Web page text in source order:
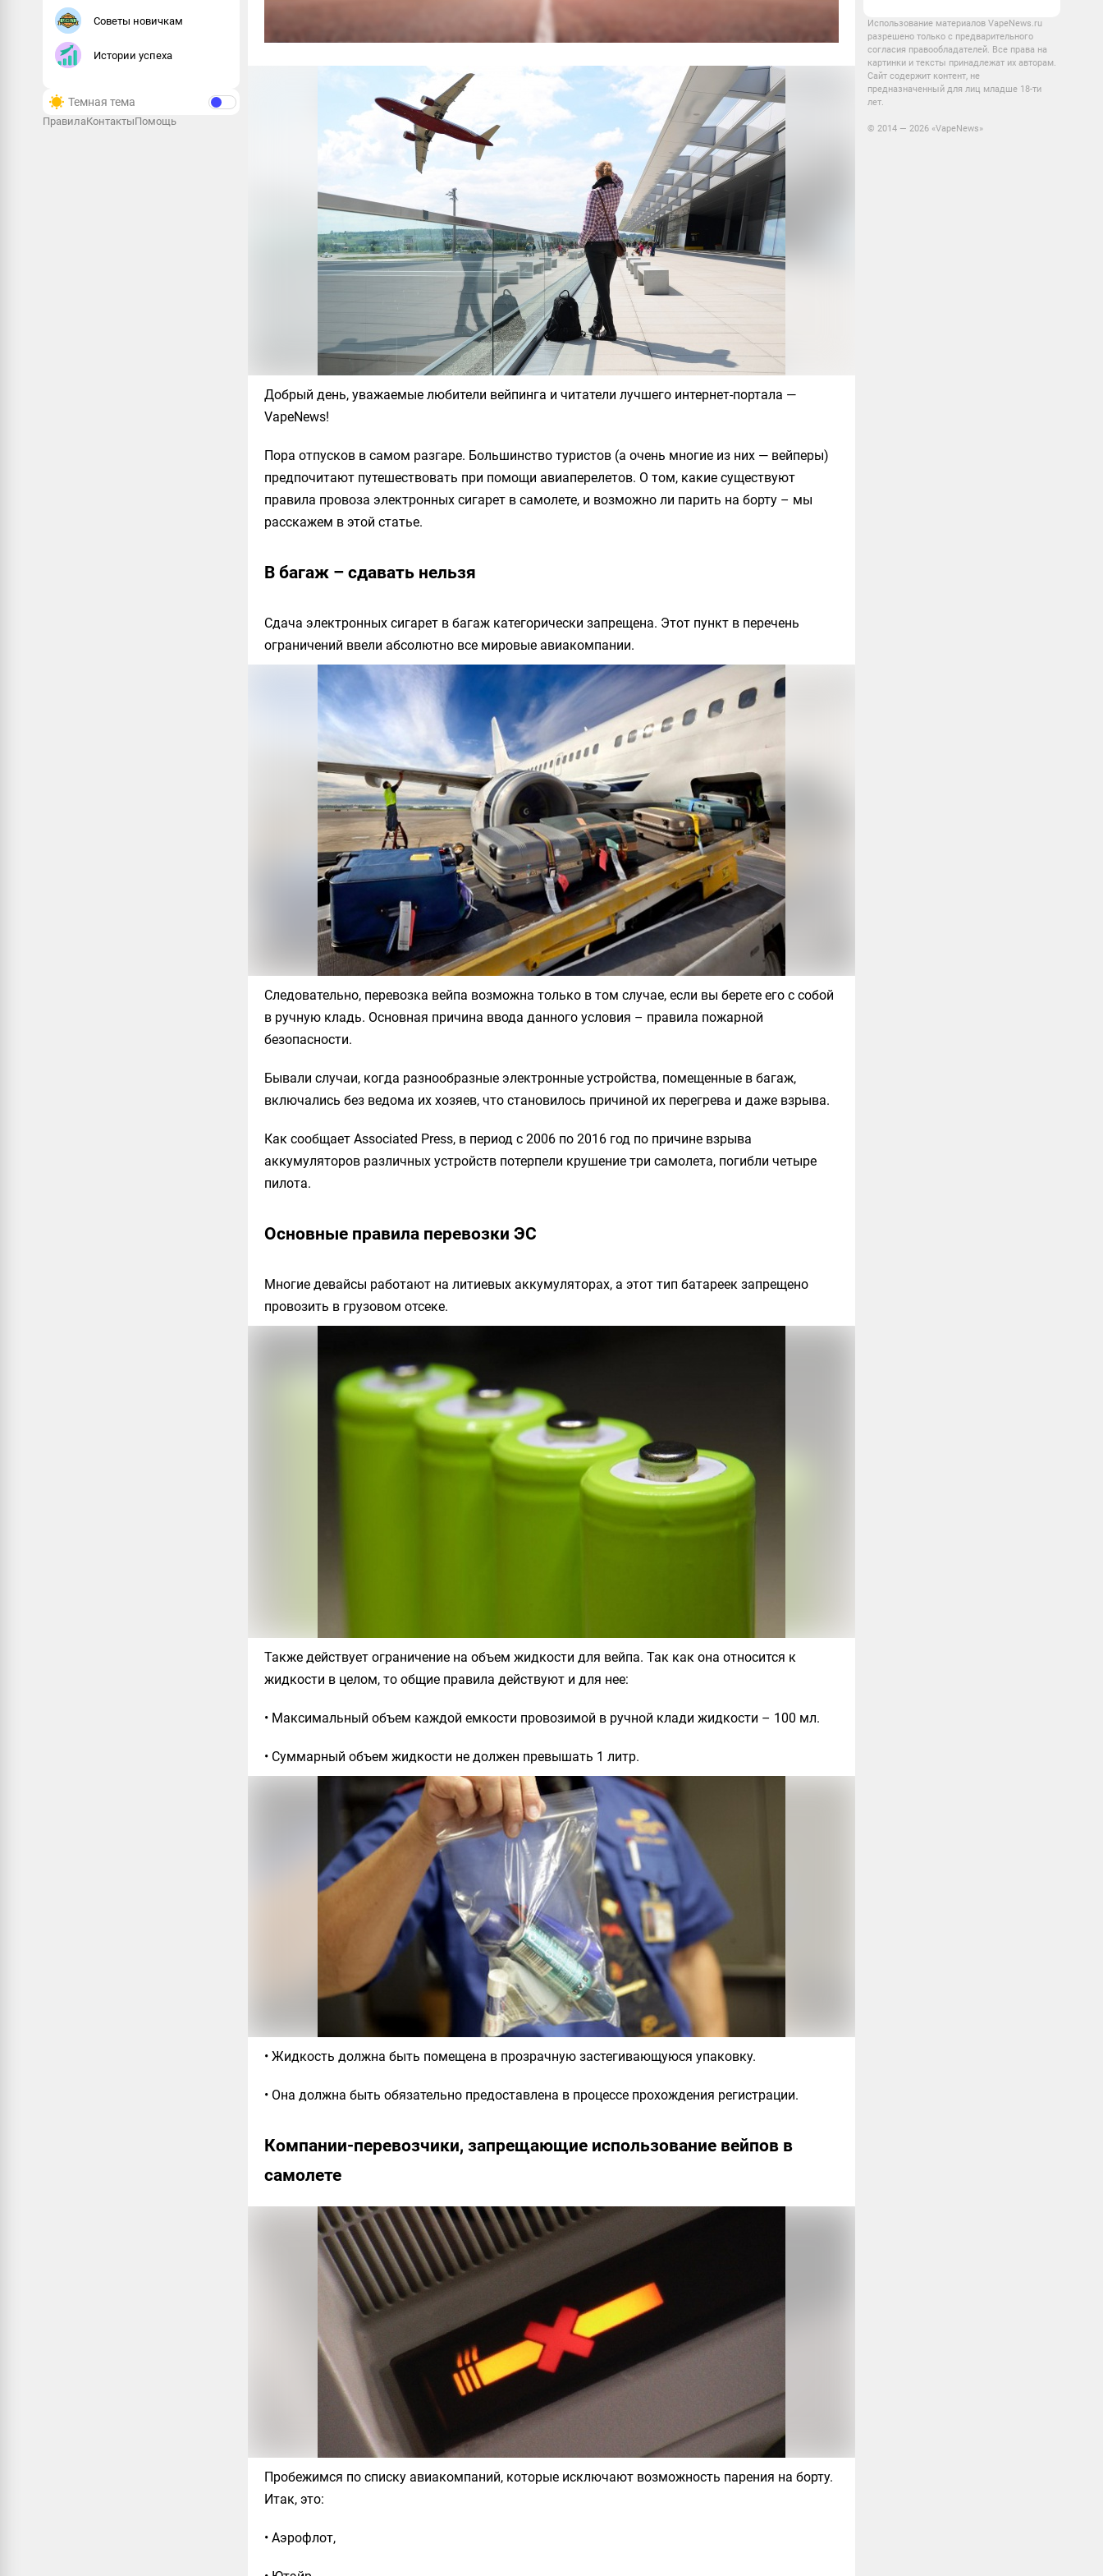
Советы новичкам
Истории успеха
Темная тема
ПравилаКонтактыПомощь
Добрый день, уважаемые любители вейпинга и читатели лучшего интернет-портала —
VapeNews!
Пора отпусков в самом разгаре. Большинство туристов (а очень многие из них — вейперы)
предпочитают путешествовать при помощи авиаперелетов. О том, какие существуют
правила провоза электронных сигарет в самолете, и возможно ли парить на борту – мы
расскажем в этой статье.
В багаж – сдавать нельзя
Сдача электронных сигарет в багаж категорически запрещена. Этот пункт в перечень
ограничений ввели абсолютно все мировые авиакомпании.
Следовательно, перевозка вейпа возможна только в том случае, если вы берете его с собой
в ручную кладь. Основная причина ввода данного условия – правила пожарной
безопасности.
Бывали случаи, когда разнообразные электронные устройства, помещенные в багаж,
включались без ведома их хозяев, что становилось причиной их перегрева и даже взрыва.
Как сообщает Associated Press, в период с 2006 по 2016 год по причине взрыва
аккумуляторов различных устройств потерпели крушение три самолета, погибли четыре
пилота.
Основные правила перевозки ЭС
Многие девайсы работают на литиевых аккумуляторах, а этот тип батареек запрещено
провозить в грузовом отсеке.
Также действует ограничение на объем жидкости для вейпа. Так как она относится к
жидкости в целом, то общие правила действуют и для нее:
• Максимальный объем каждой емкости провозимой в ручной клади жидкости – 100 мл.
• Суммарный объем жидкости не должен превышать 1 литр.
• Жидкость должна быть помещена в прозрачную застегивающуюся упаковку.
• Она должна быть обязательно предоставлена в процессе прохождения регистрации.
Компании-перевозчики, запрещающие использование вейпов в
самолете
Пробежимся по списку авиакомпаний, которые исключают возможность парения на борту.
Итак, это:
• Аэрофлот,
Использование материалов VapeNews.ru
разрешено только с предварительного
согласия правообладателей. Все права на
картинки и тексты принадлежат их авторам.
Сайт содержит контент, не
предназначенный для лиц младше 18-ти
лет.
© 2014 — 2026 «VapeNews»